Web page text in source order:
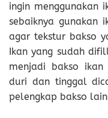
ingin menggunakan
sebaiknya gunakan
agar tekstur bakso
Ikan yang sudah
menjadi bakso
duri dan tinggal
pelengkap bakso